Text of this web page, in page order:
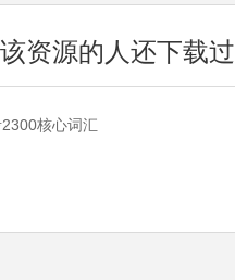
资源的人还下载过
核心词汇